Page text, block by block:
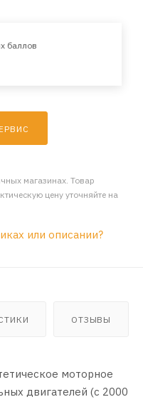
баллов
магазинах. Товар
цену уточняйте на
или описании?
ОТЗЫВЫ
моторное
двигателей (с 2000